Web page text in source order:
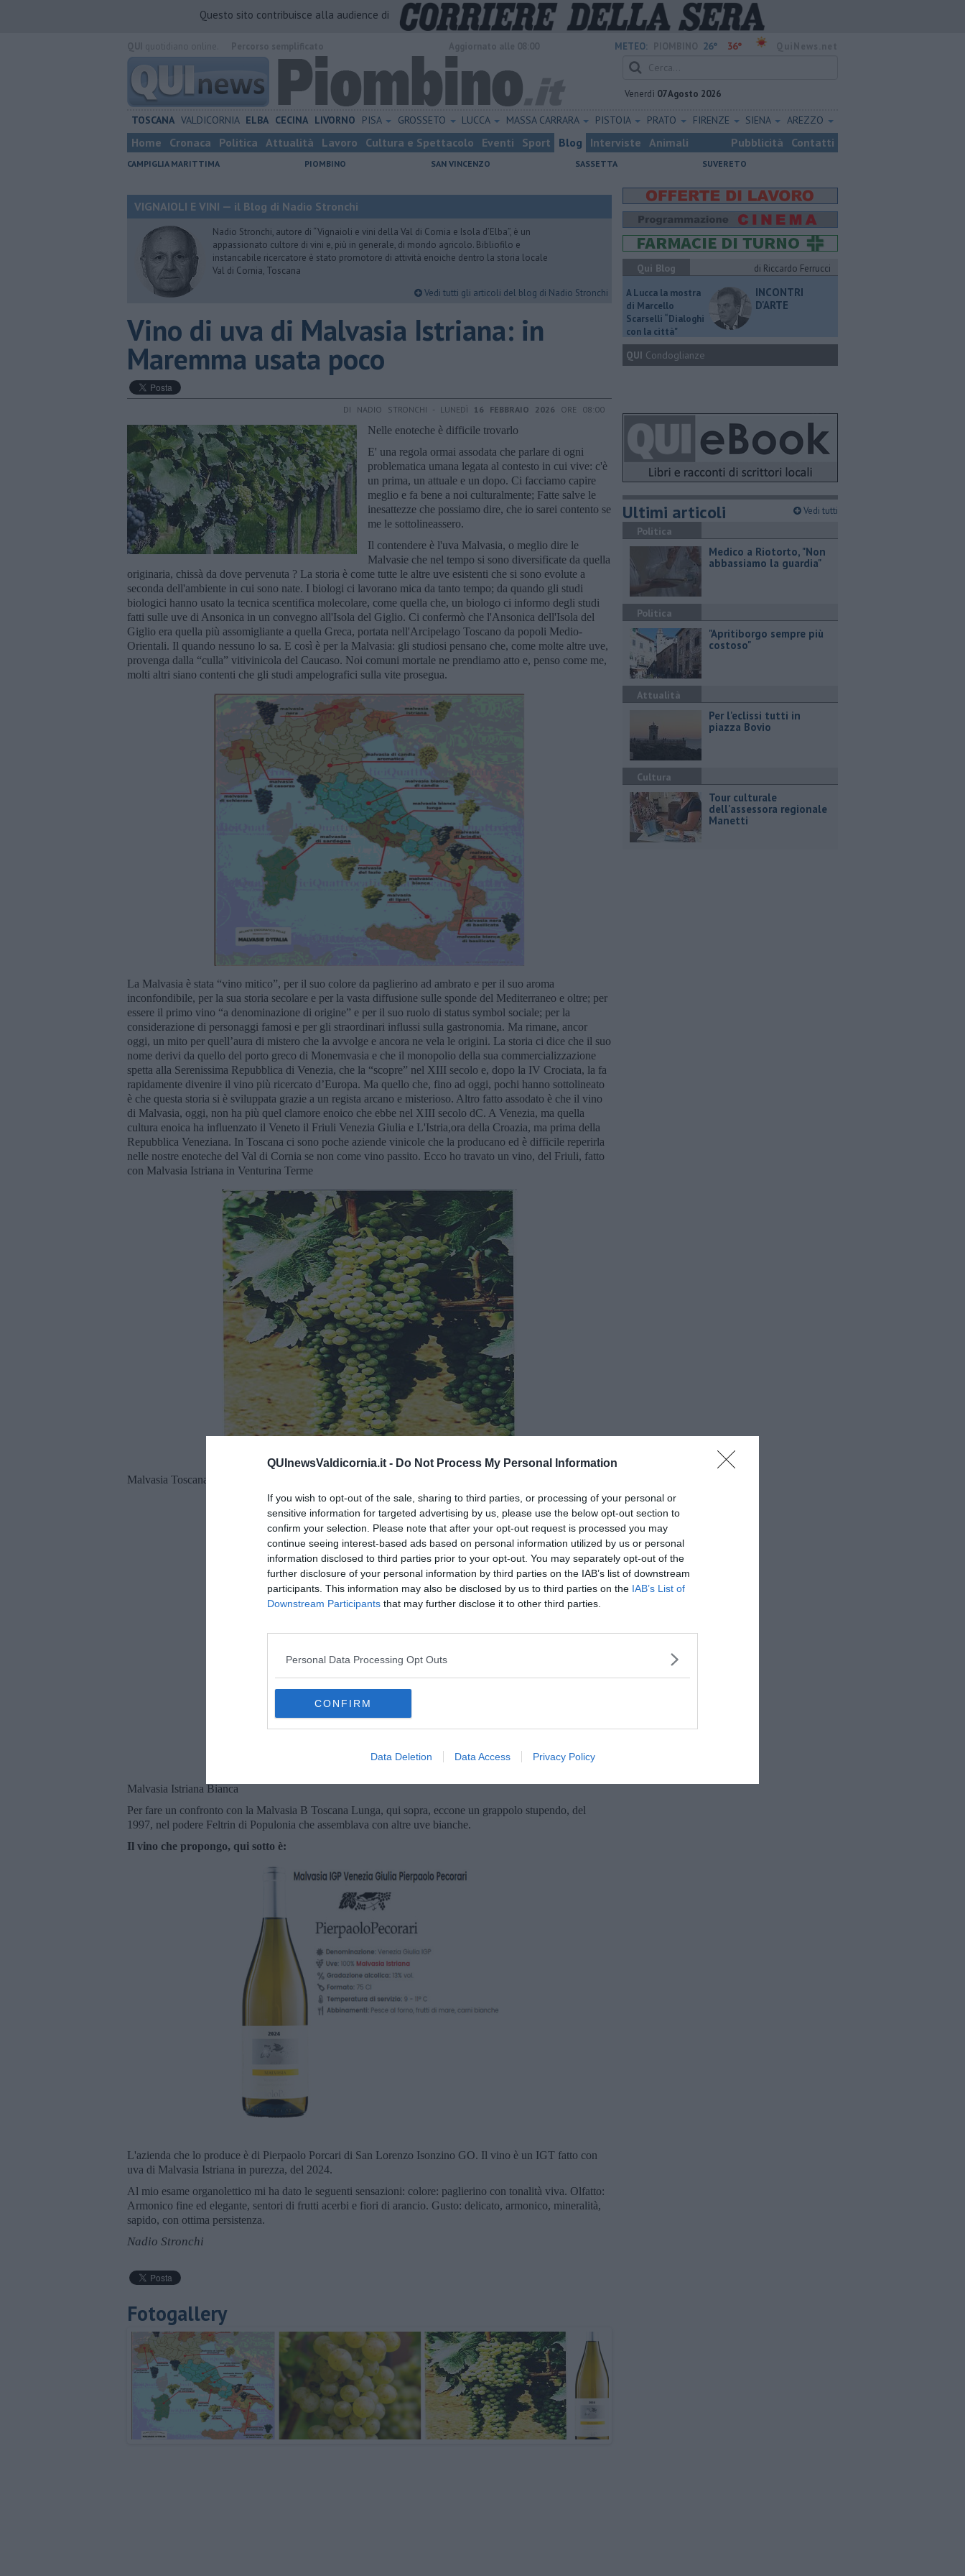
QUInewsValdicornia.it - Do Not Process My Personal Information
If you wish to opt-out of the sale, sharing to third parties, or processing of your personal or
sensitive information for targeted advertising by us, please use the below opt-out section to
confirm your selection. Please note that after your opt-out request is processed you may
continue seeing interest-based ads based on personal information utilized by us or personal
information disclosed to third parties prior to your opt-out. You may separately opt-out of the
further disclosure of your personal information by third parties on the IAB’s list of downstream
participants. This information may also be disclosed by us to third parties on the IAB’s List of
Downstream Participants that may further disclose it to other third parties.
Personal Data Processing Opt Outs
CONFIRM
Data Deletion Data Access Privacy Policy
Questo sito contribuisce alla audience di
METEO: 26° 36°
Venerdì 07 Agosto 2026
TOSCANA VALDICORNIA ELBA CECINA LIVORNO PISA GROSSETO LUCCA MASSA CARRARA PISTOIA PRATO FIRENZE SIENA AREZZO
Home Cronaca Politica Attualità Lavoro Cultura e Spettacolo Eventi Sport Blog Interviste Animali Pubblicità Contatti
CAMPIGLIA MARITTIMA PIOMBINO SAN VINCENZO SASSETTA SUVERETO
VIGNAIOLI E VINI — il Blog di Nadio Stronchi
Nadio Stronchi, autore di “Vignaioli e vini della Val di Cornia e Isola d’Elba”, è un
appassionato cultore di vini e, più in generale, di mondo agricolo. Bibliofilo e
instancabile ricercatore è stato promotore di attività enoiche dentro la storia locale
Val di Cornia, Toscana
Vedi tutti gli articoli del blog di Nadio Stronchi
​Vino di uva di Malvasia Istriana: in
Maremma usata poco
DI NADIO STRONCHI - LUNEDÌ 16 FEBBRAIO 2026 ORE 08:00
Nelle enoteche è difficile trovarlo
E' una regola ormai assodata che parlare di ogni
problematica umana legata al contesto in cui vive: c'è
un prima, un attuale e un dopo. Ci facciamo capire
meglio e fa bene a noi culturalmente; Fatte salve le
inesattezze che possiamo dire, che io sarei contento se
me le sottolineassero.
Il contendere è l'uva Malvasia, o meglio dire le
Malvasie che nel tempo si sono diversificate da quella
originaria, chissà da dove pervenuta ? La storia è come tutte le altre uve esistenti che si sono evolute a
seconda dell'ambiente in cui sono nate. I biologi ci lavorano mica da tanto tempo; da quando gli studi
biologici hanno usato la tecnica scentifica molecolare, come quella che, un biologo ci informo degli studi
fatti sulle uve di Ansonica in un convegno all'Isola del Giglio. Ci confermò che l'Ansonica dell'Isola del
Giglio era quella più assomigliante a quella Greca, portata nell'Arcipelago Toscano da popoli Medio-
Orientali. Il quando nessuno lo sa. E così è per la Malvasia: gli studiosi pensano che, come molte altre uve,
provenga dalla “culla” vitivinicola del Caucaso. Noi comuni mortale ne prendiamo atto e, penso come me,
molti altri siano contenti che gli studi ampelografici sulla vite prosegua.
La Malvasia è stata “vino mitico”, per il suo colore da paglierino ad ambrato e per il suo aroma
inconfondibile, per la sua storia secolare e per la vasta diffusione sulle sponde del Mediterraneo e oltre; per
essere il primo vino “a denominazione di origine” e per il suo ruolo di status symbol sociale; per la
considerazione di personaggi famosi e per gli straordinari influssi sulla gastronomia. Ma rimane, ancor
oggi, un mito per quell’aura di mistero che la avvolge e ancora ne vela le origini. La storia ci dice che il suo
nome derivi da quello del porto greco di Monemvasia e che il monopolio della sua commercializzazione
spetta alla Serenissima Repubblica di Venezia, che la “scopre” nel XIII secolo e, dopo la IV Crociata, la fa
rapidamente divenire il vino più ricercato d’Europa. Ma quello che, fino ad oggi, pochi hanno sottolineato
è che questa storia si è sviluppata grazie a un regista arcano e misterioso. Altro fatto assodato è che il vino
di Malvasia, oggi, non ha più quel clamore enoico che ebbe nel XIII secolo dC. A Venezia, ma quella
cultura enoica ha influenzato il Veneto il Friuli Venezia Giulia e L'Istria,ora della Croazia, ma prima della
Repubblica Veneziana. In Toscana ci sono poche aziende vinicole che la producano ed è difficile reperirla
nelle nostre enoteche del Val di Cornia se non come vino passito. Ecco ho travato un vino, del Friuli, fatto
con Malvasia Istriana in Venturina Terme
Malvasia Toscana Bianca Lunga
Malvasia Istriana Bianca
Per fare un confronto con la Malvasia B Toscana Lunga, qui sopra, eccone un grappolo stupendo, del
1997, nel podere Feltrin di Populonia che assemblava con altre uve bianche.
Il vino che propongo, qui sotto è:
L'azienda che lo produce è di Pierpaolo Porcari di San Lorenzo Isonzino GO. Il vino è un IGT fatto con
uva di Malvasia Istriana in purezza, del 2024.
Al mio esame organolettico mi ha dato le seguenti sensazioni: colore: paglierino con tonalità viva. Olfatto:
Armonico fine ed elegante, sentori di frutti acerbi e fiori di arancio. Gusto: delicato, armonico, mineralità,
sapido, con ottima persistenza.
Nadio Stronchi
Fotogallery
Qui Blog
di Riccardo Ferrucci
A Lucca la mostra
di Marcello
Scarselli “Dialoghi
con la città"
INCONTRI
D'ARTE
QUI Condoglianze
Ultimi articoli Vedi tutti
Politica
Medico a Riotorto, "Non
abbassiamo la guardia"
Politica
"Apritiborgo sempre più
costoso"
Attualità
Per l'eclissi tutti in
piazza Bovio
Cultura
Tour culturale
dell'assessora regionale
Manetti